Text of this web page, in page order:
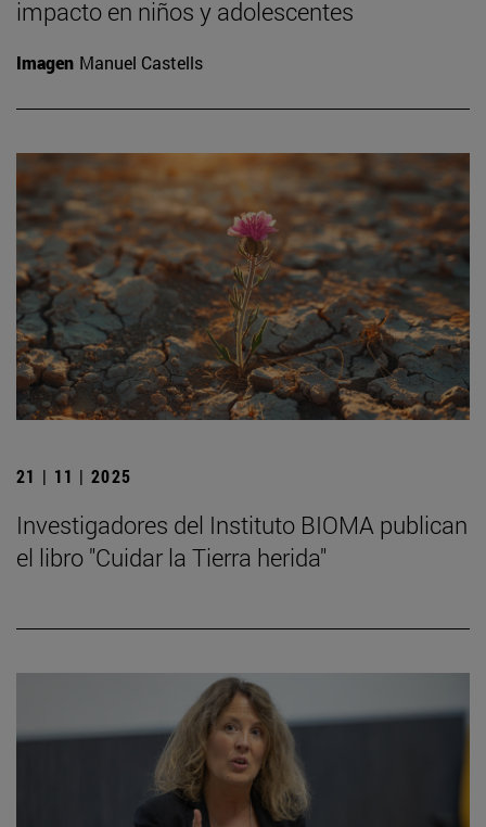
impacto en niños y adolescentes
Imagen Manuel Castells
21 | 11 | 2025
Investigadores del Instituto BIOMA publican
el libro "Cuidar la Tierra herida"